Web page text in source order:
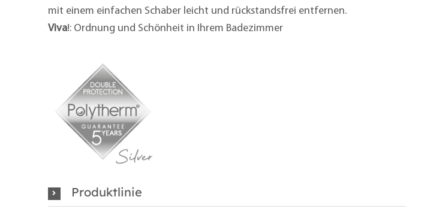
mit einem einfachen Schaber leicht und rückstandsfrei entfernen.
Viva!: Ordnung und Schönheit in Ihrem Badezimmer
Produktlinie